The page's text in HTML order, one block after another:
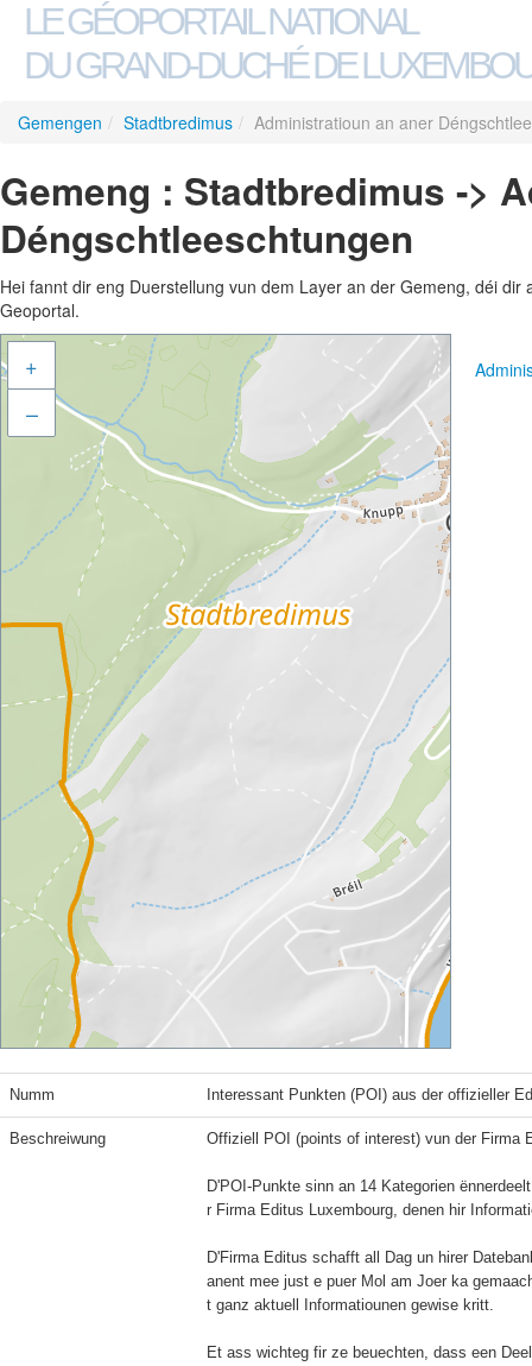
LE GÉOPORTAIL NATIONAL
DU GRAND-DUCHÉ DE
Gemengen / Stadtbredimus / Administratioun an aner
Gemeng : Stadtbredimus ->
Déngschtleeschtungen
Hei fannt dir eng Duerstellung vun dem Layer an der Gemeng, déi
Geoportal.
+
–
Numm Interessant Punkten (POI) aus der offizieller
Beschreiwung Offiziell POI (points of interest) vun der Firma
D'POI-Punkte sinn an 14 Kategorien
r Firma Editus Luxembourg, denen hir
D'Firma Editus schafft all Dag un hirer
anent mee just e puer Mol am Joer ka
t ganz aktuell Informatiounen gewise kritt.
Et ass wichteg fir ze beuechten, dass een